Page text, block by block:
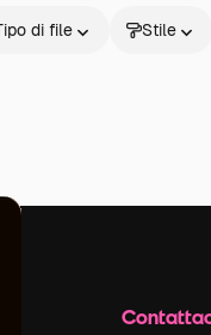
di file Stile